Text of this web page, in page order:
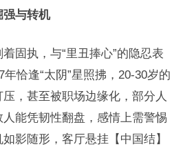
强与转机
固执，与“里丑捧心”的隐忍表
恰逢“太阴”星照拂，20-30岁的
，甚至被职场边缘化，部分人
能凭韧性翻盘，感情上需警惕
影随形，客厅悬挂【中国结】